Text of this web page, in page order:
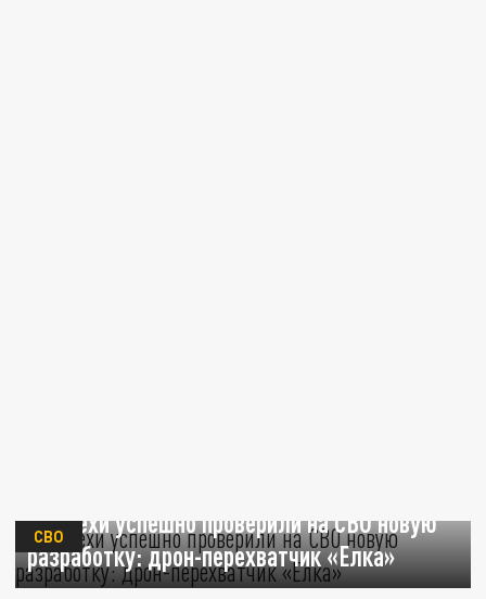
Морпехи успешно проверили на СВО новую
разработку: дрон-перехватчик «Елка»
СВО